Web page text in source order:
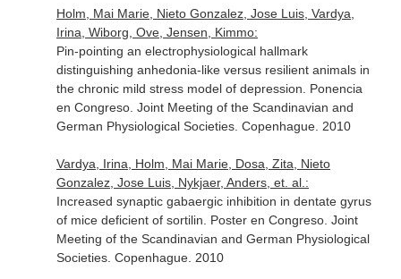
Holm, Mai Marie, Nieto Gonzalez, Jose Luis, Vardya,
Irina, Wiborg, Ove, Jensen, Kimmo:
Pin-pointing an electrophysiological hallmark
distinguishing anhedonia-like versus resilient animals in
the chronic mild stress model of depression. Ponencia
en Congreso. Joint Meeting of the Scandinavian and
German Physiological Societies. Copenhague. 2010
Vardya, Irina, Holm, Mai Marie, Dosa, Zita, Nieto
Gonzalez, Jose Luis, Nykjaer, Anders, et. al.:
Increased synaptic gabaergic inhibition in dentate gyrus
of mice deficient of sortilin. Poster en Congreso. Joint
Meeting of the Scandinavian and German Physiological
Societies. Copenhague. 2010